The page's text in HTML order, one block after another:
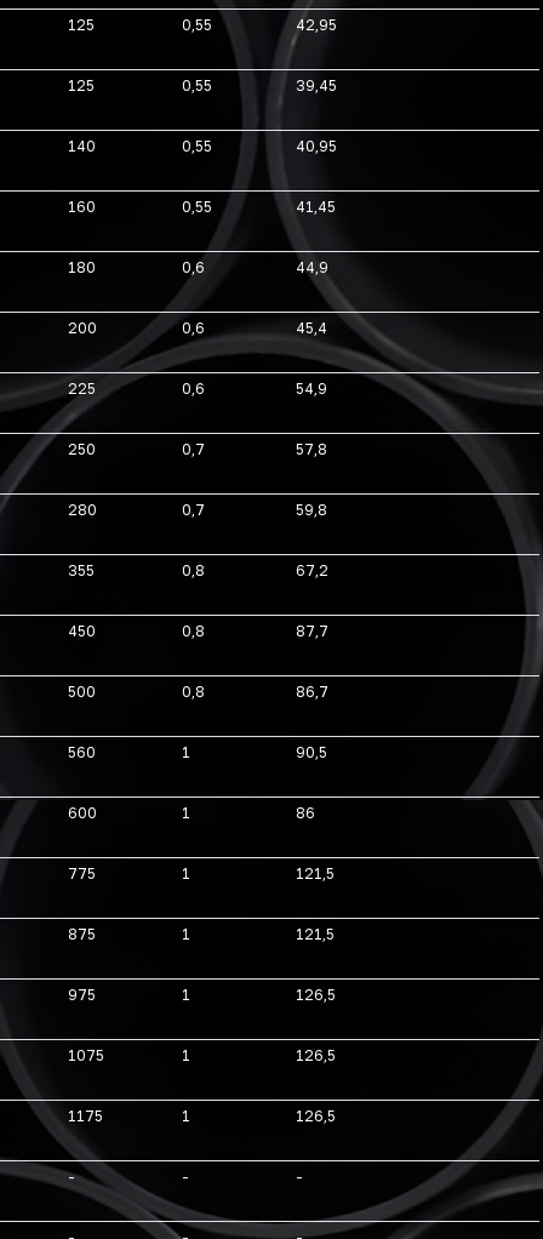
125 0,55 42,95
125 0,55 39,45
140 0,55 40,95
160 0,55 41,45
180 0,6 44,9
200 0,6 45,4
225 0,6 54,9
250 0,7 57,8
280 0,7 59,8
355 0,8 67,2
450 0,8 87,7
500 0,8 86,7
560 1 90,5
600 1 86
775 1 121,5
875 1 121,5
975 1 126,5
1075 1 126,5
1175 1 126,5
- - -